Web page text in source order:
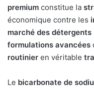
premium constitue la
économique contre les
marché des détergents
formulations avancées
routinier en véritable
Le bicarbonate de